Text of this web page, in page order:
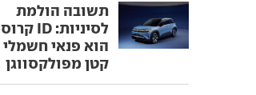
תשובה הולמת
לסיניות: ID קרוס
הוא פנאי חשמלי
קטן מפולקסווגן